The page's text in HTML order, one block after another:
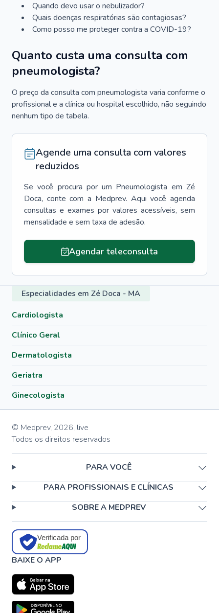
Quando devo usar o nebulizador?
Quais doenças respiratórias são contagiosas?
Como posso me proteger contra a COVID-19?
Quanto custa uma consulta com
pneumologista?
O preço da consulta com pneumologista varia conforme o
profissional e a clínica ou hospital escolhido, não seguindo
nenhum tipo de tabela.
Agende uma consulta com valores
reduzidos
Se você procura por um Pneumologista em Zé
Doca, conte com a Medprev. Aqui você agenda
consultas e exames por valores acessíveis, sem
mensalidade e sem taxa de adesão.
Agendar teleconsulta
Especialidades em Zé Doca - MA
Cardiologista
Clínico Geral
Dermatologista
Geriatra
Ginecologista
© Medprev, 2026, live
Todos os direitos reservados
PARA VOCÊ
PARA PROFISSIONAIS E CLÍNICAS
SOBRE A MEDPREV
Verificada por
BAIXE O APP